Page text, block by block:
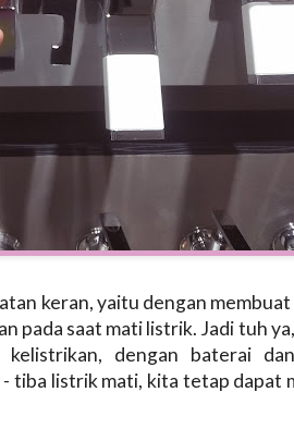
keran, yaitu dengan
pada saat mati listrik. Jadi tuh
dengan baterai
- tiba listrik mati, kita tetap dapat